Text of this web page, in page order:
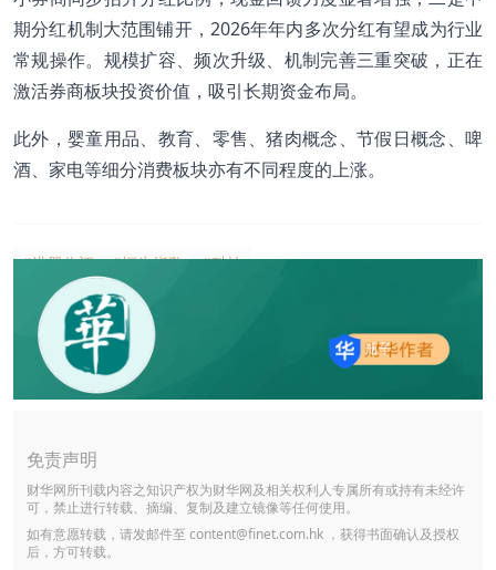
期分红机制大范围铺开，2026年年内多次分红有望成为行业
常规操作。规模扩容、频次升级、机制完善三重突破，正在
激活券商板块投资价值，吸引长期资金布局。
此外，婴童用品、教育、零售、猪肉概念、节假日概念、啤
酒、家电等细分消费板块亦有不同程度的上涨。
#港股收评 #恒生指数 #科技
瓶子
免责声明
财华网所刊载内容之知识产权为财华网及相关权利人专属所有或持有未经许
可，禁止进行转载、摘编、复制及建立镜像等任何使用。
如有意愿转载，请发邮件至 content@finet.com.hk ，获得书面确认及授权
后，方可转载。